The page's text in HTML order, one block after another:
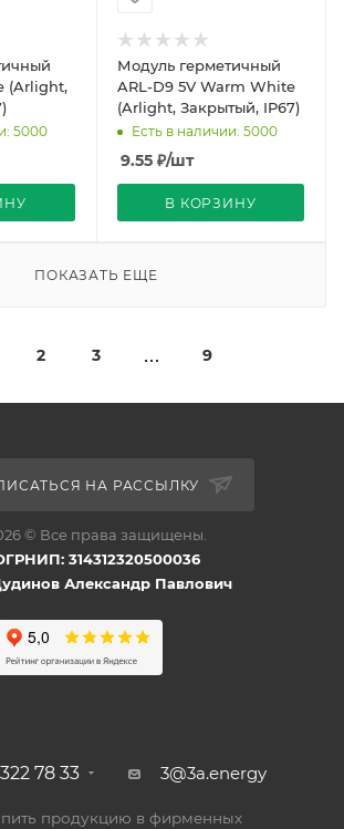
(Arlight,
5000
Модуль герметичный
ARL-D9 5V Warm White
(Arlight, Закрытый, IP67)
Есть в наличии: 5000
9.55₽/шт
В КОРЗИНУ
ПОКАЗАТЬ ЕЩЕ
2 3 9
НА РАССЫЛКУ
© Все права защищены.
314312320500036
Александр Павлович
78 33 3@3a.energy
продукцию в фирменных